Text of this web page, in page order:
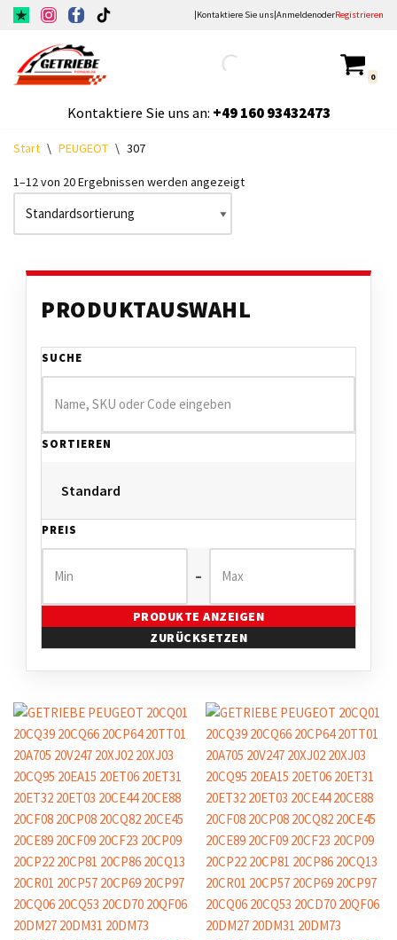
Inhalt
springen
|Kontaktiere Sie uns|AnmeldenoderRegistrieren
0
Kontaktiere Sie uns an: +49160 93432473
Start \ PEUGEOT \ 307
1–12 von 20 Ergebnissen werden angezeigt
PRODUKTAUSWAHL
SUCHE
SORTIEREN
PREIS
–
PRODUKTE ANZEIGEN
ZURÜCKSETZEN